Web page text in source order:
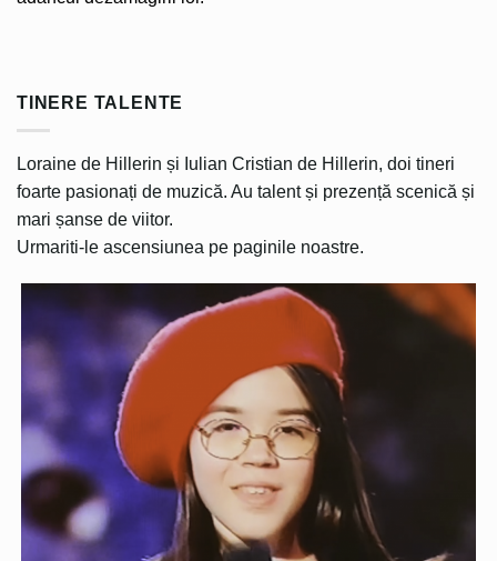
TINERE TALENTE
Loraine de Hillerin și Iulian Cristian de Hillerin, doi tineri
foarte pasionați de muzică. Au talent și prezență scenică și
mari șanse de viitor.
Urmariti-le ascensiunea pe paginile noastre.